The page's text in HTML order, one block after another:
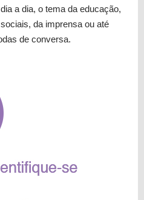
a dia, o tema da educação,
da imprensa ou até
de conversa.